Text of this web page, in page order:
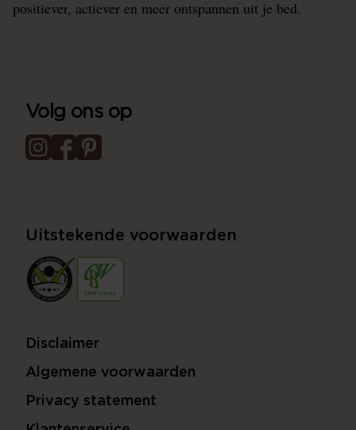
positiever, actiever en meer ontspannen uit je bed.
Volg ons op
Uitstekende voorwaarden
Disclaimer
Algemene voorwaarden
Privacy statement